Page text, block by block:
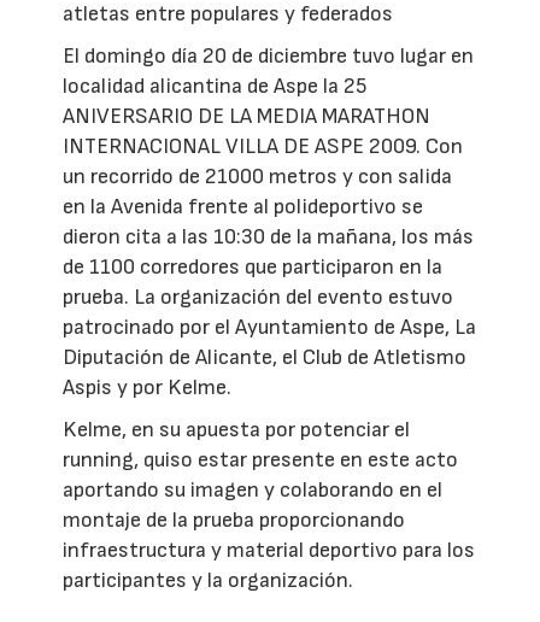
atletas entre populares y federados
El domingo día 20 de diciembre tuvo lugar en
localidad alicantina de Aspe la 25
ANIVERSARIO DE LA MEDIA MARATHON
INTERNACIONAL VILLA DE ASPE 2009. Con
un recorrido de 21000 metros y con salida
en la Avenida frente al polideportivo se
dieron cita a las 10:30 de la mañana, los más
de 1100 corredores que participaron en la
prueba. La organización del evento estuvo
patrocinado por el Ayuntamiento de Aspe, La
Diputación de Alicante, el Club de Atletismo
Aspis y por Kelme.
Kelme, en su apuesta por potenciar el
running, quiso estar presente en este acto
aportando su imagen y colaborando en el
montaje de la prueba proporcionando
infraestructura y material deportivo para los
participantes y la organización.